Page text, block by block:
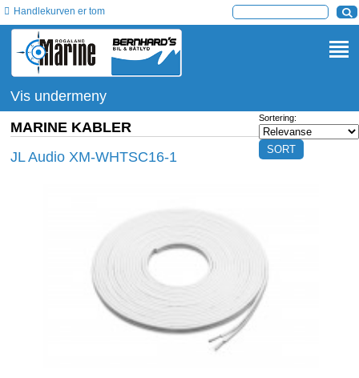
Handlekurven er tom
Vis undermeny
MARINE KABLER
Sortering:
JL Audio XM-WHTSC16-1